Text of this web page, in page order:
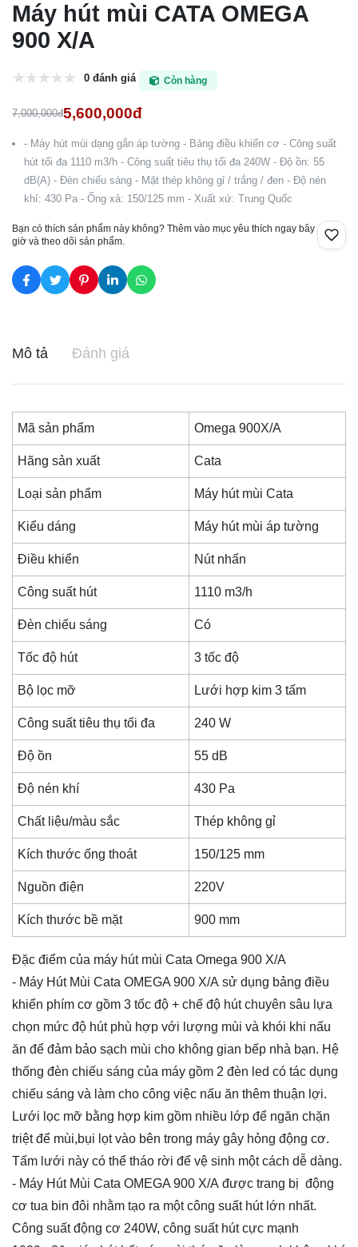
Máy hút mùi CATA OMEGA
900 X/A
0 đánh giá Còn hàng
7,000,000đ5,600,000đ
- Máy hút mùi dạng gắn áp tường - Bảng điều khiển cơ - Công suất
hút tối đa 1110 m3/h - Công suất tiêu thụ tối đa 240W - Độ ồn: 55
dB(A) - Đèn chiếu sáng - Mặt thép không gỉ / trắng / đen - Độ nén
khí: 430 Pa - Ống xả: 150/125 mm - Xuất xứ: Trung Quốc
Bạn có thích sản phẩm này không? Thêm vào mục yêu thích ngay bây
giờ và theo dõi sản phẩm.
Mô tả Đánh giá
Mã sản phẩm Omega 900X/A
Hãng sản xuất Cata
Loại sản phẩm Máy hút mùi Cata
Kiểu dáng Máy hút mùi áp tường
Điều khiển Nút nhấn
Công suất hút 1110 m3/h
Đèn chiếu sáng Có
Tốc độ hút 3 tốc độ
Bộ lọc mỡ Lưới hợp kim 3 tấm
Công suất tiêu thụ tối đa 240 W
Độ ồn 55 dB
Độ nén khí 430 Pa
Chất liệu/màu sắc Thép không gỉ
Kích thước ống thoát 150/125 mm
Nguồn điện 220V
Kích thước bề mặt 900 mm
Đặc điểm của máy hút mùi Cata Omega 900 X/A
- Máy Hút Mùi Cata OMEGA 900 X/A sử dụng bảng điều
khiển phím cơ gồm 3 tốc độ + chế độ hút chuyên sâu lựa
chọn mức độ hút phù hợp với lượng mùi và khói khi nấu
ăn để đảm bảo sạch mùi cho không gian bếp nhà bạn. Hệ
thống đèn chiếu sáng của máy gồm 2 đèn led có tác dụng
chiếu sáng và làm cho công việc nấu ăn thêm thuận lợi.
Lưới lọc mỡ bằng hợp kim gồm nhiều lớp để ngăn chặn
triệt để mùi,bụi lọt vào bên trong máy gây hỏng động cơ.
Tấm lưới này có thể tháo rời để vệ sinh một cách dễ dàng.
- Máy Hút Mùi Cata OMEGA 900 X/A được trang bị động
cơ tua bin đôi nhằm tạo ra một công suất hút lớn nhất.
Công suất động cơ 240W, công suất hút cực mạnh